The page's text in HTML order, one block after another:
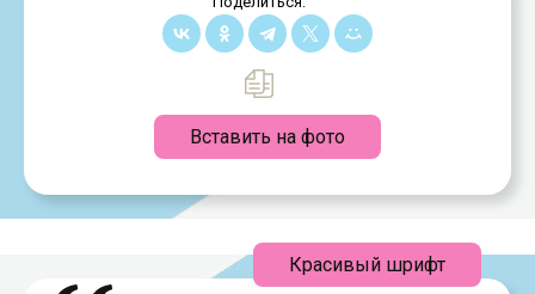
Вставить на фото
Красивый шрифт